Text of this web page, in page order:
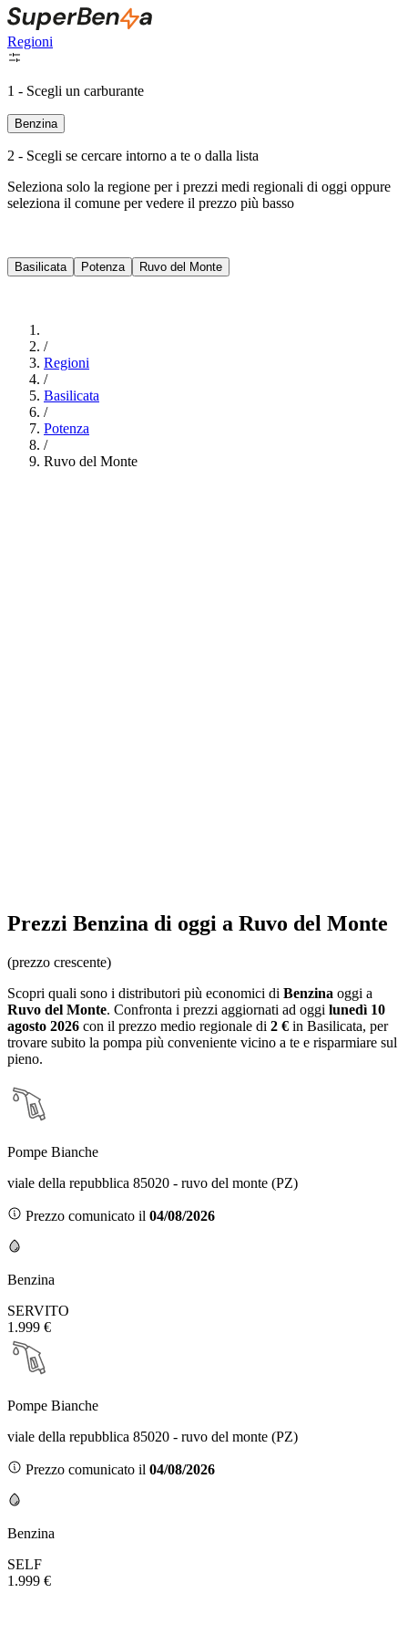
Regioni
1 - Scegli un carburante
Benzina
2 - Scegli se cercare intorno a te o dalla lista
Seleziona solo la regione per i prezzi medi regionali di oggi oppure
seleziona il comune per vedere il prezzo più basso
Basilicata Potenza Ruvo del Monte
/
Regioni
/
Basilicata
/
Potenza
/
Ruvo del Monte
Prezzi Benzina di oggi a Ruvo del Monte
(prezzo crescente)
Scopri quali sono i distributori più economici di Benzina oggi a
Ruvo del Monte. Confronta i prezzi aggiornati ad oggi lunedì 10
agosto 2026 con il prezzo medio regionale di 2 € in Basilicata, per
trovare subito la pompa più conveniente vicino a te e risparmiare sul
pieno.
Pompe Bianche
viale della repubblica 85020 - ruvo del monte (PZ)
Prezzo comunicato il 04/08/2026
Benzina
SERVITO
1.999 €
Pompe Bianche
viale della repubblica 85020 - ruvo del monte (PZ)
Prezzo comunicato il 04/08/2026
Benzina
SELF
1.999 €